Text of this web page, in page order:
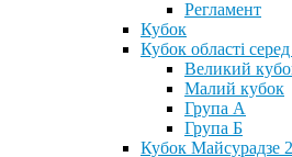
Регламент
Кубок
Кубок області
Великий
Малий кубок
Група А
Група Б
Кубок Майсурадзе